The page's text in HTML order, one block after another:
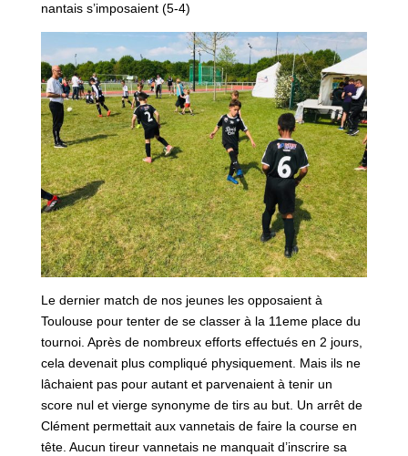
nantais s’imposaient (5-4)
Le dernier match de nos jeunes les opposaient à
Toulouse pour tenter de se classer à la 11eme place du
tournoi. Après de nombreux efforts effectués en 2 jours,
cela devenait plus compliqué physiquement. Mais ils ne
lâchaient pas pour autant et parvenaient à tenir un
score nul et vierge synonyme de tirs au but. Un arrêt de
Clément permettait aux vannetais de faire la course en
tête. Aucun tireur vannetais ne manquait d’inscrire sa